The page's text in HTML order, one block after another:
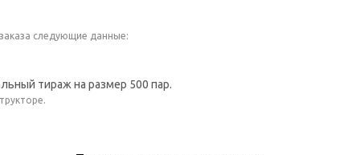
следующие данные:
тираж на размер 500 пар.